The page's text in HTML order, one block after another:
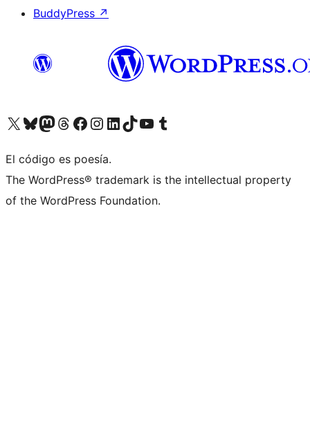
BuddyPress ↗
Visita nuestra cuenta de X (anteriormente Twitter)
Visita nuestra cuenta de Bluesky
Visita nuestra cuenta de Mastodon
Visita nuestra cuenta de Threads
Visita nuestra página de Facebook
Visita nuestra cuenta de Instagram
Visita nuestra cuenta de LinkedIn
Visita nuestra cuenta de TikTok
Visita nuestro canal de YouTube
Visita nuestra cuenta de Tumblr
El código es poesía.
The WordPress® trademark is the intellectual property
of the WordPress Foundation.